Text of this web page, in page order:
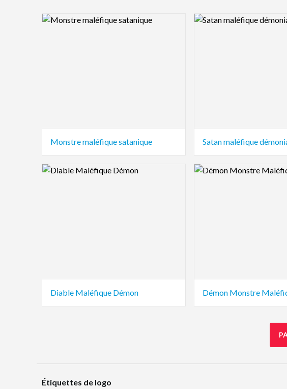
Logo Preview Image
Monstre maléfique satanique
Logo Preview Image
Satan maléfique
Logo Preview Image
Diable Maléfique Démon
Logo Preview Image
Démon Monstre
Étiquettes de logo